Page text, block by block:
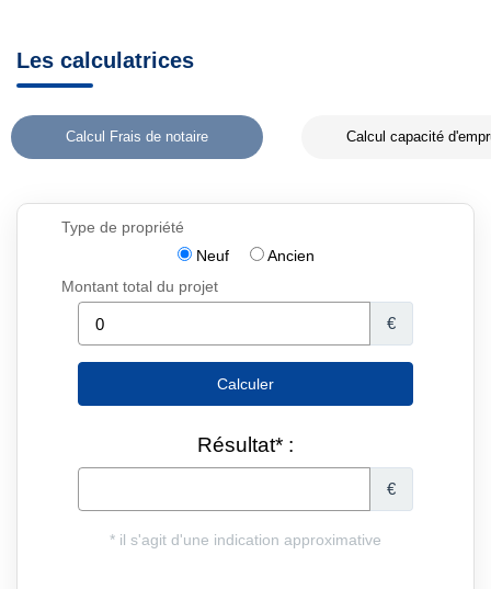
Les calculatrices
Calcul Frais de notaire Calcul capacité